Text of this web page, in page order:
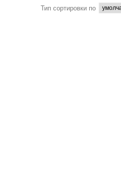
Тип сортировки по